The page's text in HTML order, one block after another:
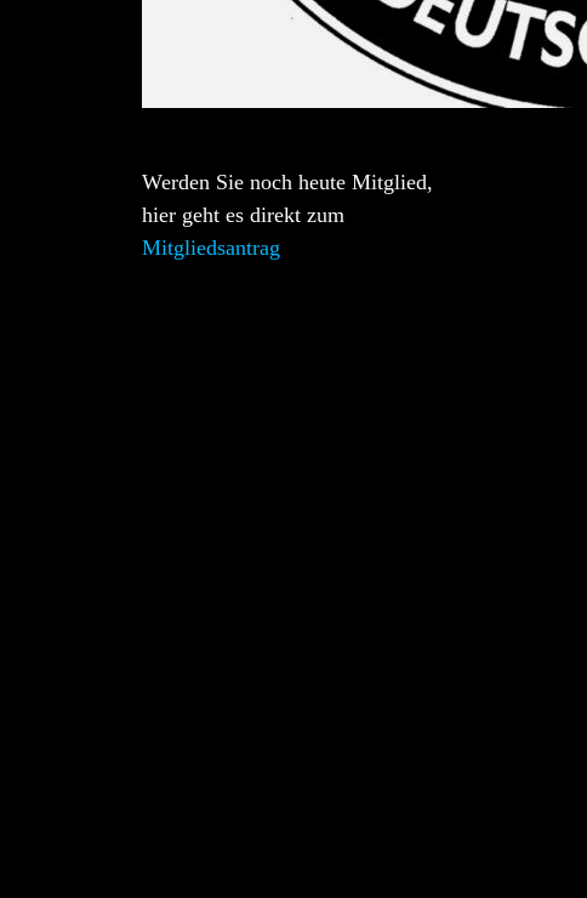
Werden Sie noch heute Mitglied,
hier geht es direkt zum
Mitgliedsantrag